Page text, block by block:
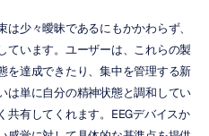
少々曖昧であるにもかかわらず、
ています。ユーザーは、これらの製
を達成できたり、集中を管理する新
は単に自分の精神状態と調和してい
共有してくれます。EEGデバイスか